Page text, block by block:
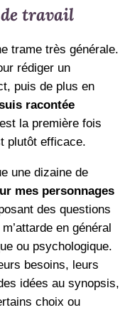
de travail
trame très générale.
rédiger un
puis de plus en
racontée
la première fois
plutôt efficace.
une dizaine de
mes personnages
des questions
en général
ou psychologique.
besoins, leurs
idées au synopsis,
choix ou